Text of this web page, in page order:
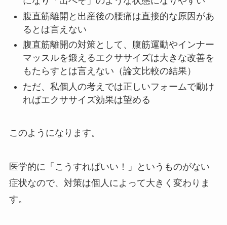
腹直筋離開と出産後の腰痛は直接的な原因があ
るとは言えない
腹直筋離開の対策として、腹筋運動やインナー
マッスルを鍛えるエクササイズは大きな改善を
もたらすとは言えない（論文比較の結果）
ただ、私個人の考えでは正しいフォームで動け
ればエクササイズ効果は望める
このようになります。
医学的に「こうすればいい！」というものがない
症状なので、対策は個人によって大きく変わりま
す。